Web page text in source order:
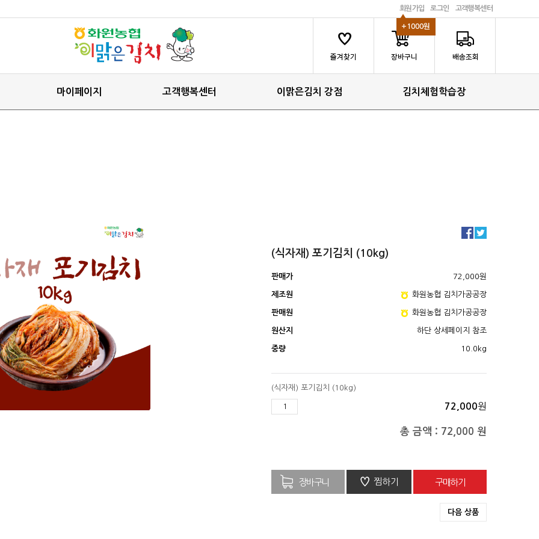
고객행복센터
로그인
회원가입
+1000원
마이페이지 고객행복센터 이맑은김치 강점 김치체험학습장
(식자재) 포기김치 (10kg)
판매가 72,000원
제조원 화원농협 김치가공공장
판매원 화원농협 김치가공공장
원산지 하단 상세페이지 참조
중량 10.0kg
(식자재) 포기김치 (10kg)
72,000원
총 금액 : 72,000 원
♡ 찜하기
다음 상품